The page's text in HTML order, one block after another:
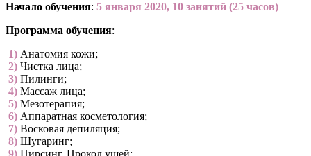
Начало обучения: 5 января 2020, 10 занятий (25 часов)
Программа обучения:
­ 1) Анатомия кожи;
­ 2) Чистка лица;
­ 3) Пилинги;
­ 4) Массаж лица;
­ 5) Мезотерапия;
­ 6) Аппаратная косметология;
­ 7) Восковая депиляция;
­ 8) Шугаринг;